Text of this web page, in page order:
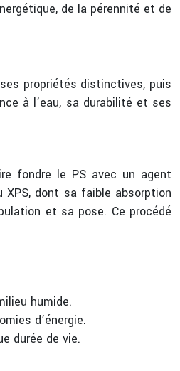
de la pérennité et de
propriétés distinctives, puis
à l’eau, sa durabilité et ses
fondre le PS avec un agent
dont sa faible absorption
et sa pose. Ce procédé
humide.
d’énergie.
durée de vie.